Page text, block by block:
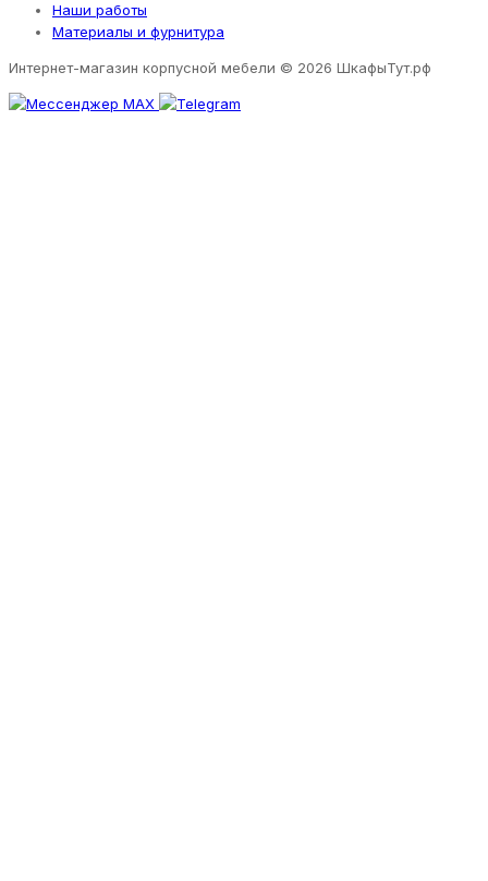
Наши работы
Материалы и фурнитура
Интернет-магазин корпусной мебели © 2026 ШкафыТут.рф